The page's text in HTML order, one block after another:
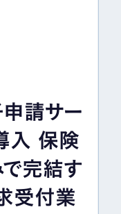
請サー
入 保険
完結す
受付業